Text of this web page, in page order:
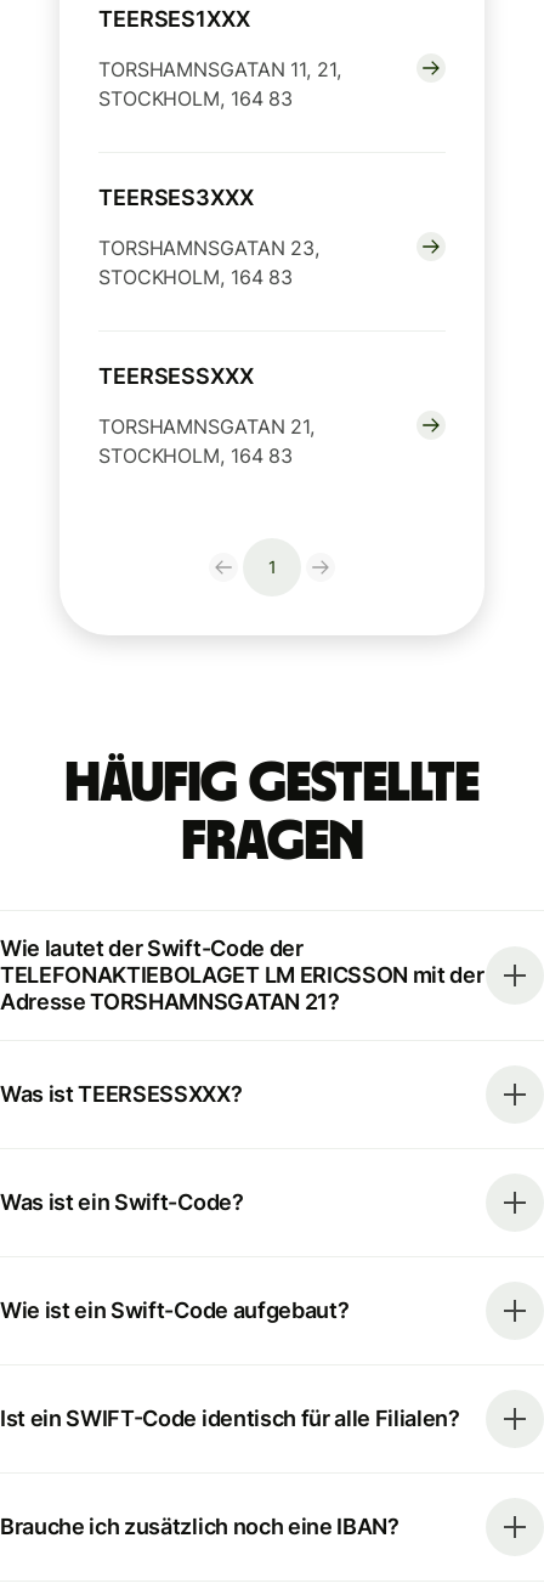
TEERSES1XXX
TORSHAMNSGATAN 11, 21,
STOCKHOLM, 164 83
TEERSES3XXX
TORSHAMNSGATAN 23,
STOCKHOLM, 164 83
TEERSESSXXX
TORSHAMNSGATAN 21,
STOCKHOLM, 164 83
1
Häufig gestellte
Fragen
Wie lautet der Swift-Code der
TELEFONAKTIEBOLAGET LM ERICSSON mit der
Adresse TORSHAMNSGATAN 21?
Was ist TEERSESSXXX?
Was ist ein Swift-Code?
Wie ist ein Swift-Code aufgebaut?
Ist ein SWIFT-Code identisch für alle Filialen?
Brauche ich zusätzlich noch eine IBAN?